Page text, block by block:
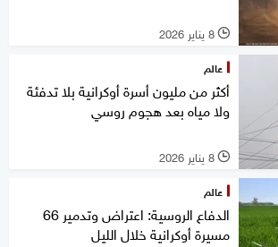
l 8 يناير 2026
عالم
أكثر من مليون أسرة أوكرانية بلا تدفئة
ولا مياه بعد هجوم روسي
l 8 يناير 2026
عالم
الدفاع الروسية: اعتراض وتدمير 66
مسيرة أوكرانية خلال الليل